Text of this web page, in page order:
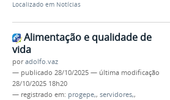
Localizado em Notícias
Alimentação e qualidade de
vida
poradolfo.vaz
— publicado 28/10/2025 — última modificação
28/10/2025 18h20
— registrado em: progepe,, servidores,,